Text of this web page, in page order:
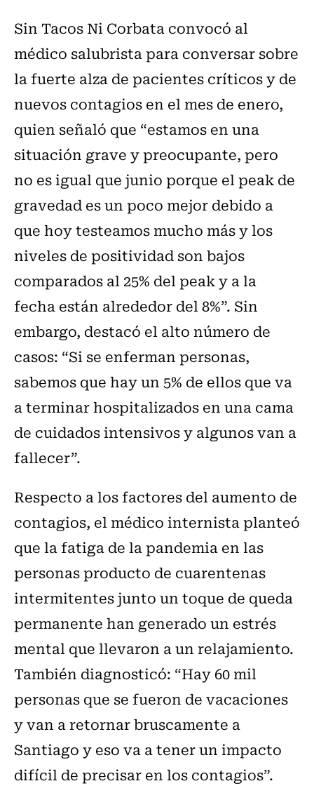
Sin Tacos Ni Corbata convocó al
médico salubrista para conversar sobre
la fuerte alza de pacientes críticos y de
nuevos contagios en el mes de enero,
quien señaló que “estamos en una
situación grave y preocupante, pero
no es igual que junio porque el peak de
gravedad es un poco mejor debido a
que hoy testeamos mucho más y los
niveles de positividad son bajos
comparados al 25% del peak y a la
fecha están alrededor del 8%”. Sin
embargo, destacó el alto número de
casos: “Si se enferman personas,
sabemos que hay un 5% de ellos que va
a terminar hospitalizados en una cama
de cuidados intensivos y algunos van a
fallecer”.
Respecto a los factores del aumento de
contagios, el médico internista planteó
que la fatiga de la pandemia en las
personas producto de cuarentenas
intermitentes junto un toque de queda
permanente han generado un estrés
mental que llevaron a un relajamiento.
También diagnosticó: “Hay 60 mil
personas que se fueron de vacaciones
y van a retornar bruscamente a
Santiago y eso va a tener un impacto
difícil de precisar en los contagios”.